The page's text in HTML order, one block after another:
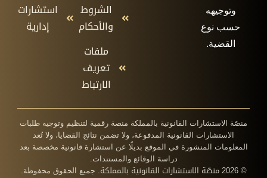
وتوجيهه
حسب نوع
القضية.
الشروط
والأحكام
ملفات
تعريف
الارتباط
استشارات
إدارية
منصّة الاستشارات القانونية بالمملكة منصة رقمية لتنظيم وتوجيه طلبات
الاستشارات القانونية المدفوعة، ولا تضمن نتائج القضايا، ولا تُعد
المعلومات المنشورة في الموقع بديلًا عن استشارة قانونية مخصصة بعد
دراسة الوقائع والمستندات.
© 2026
منصّة الاستشارات القانونية بالمملكة. جميع الحقوق محفوظة.